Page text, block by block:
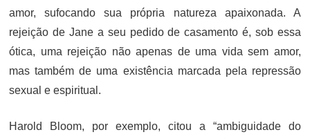
amor, sufocando sua própria natureza apaixonada. A
rejeição de Jane a seu pedido de casamento é, sob essa
ótica, uma rejeição não apenas de uma vida sem amor,
mas também de uma existência marcada pela repressão
sexual e espiritual.
Harold Bloom, por exemplo, citou a “ambiguidade do